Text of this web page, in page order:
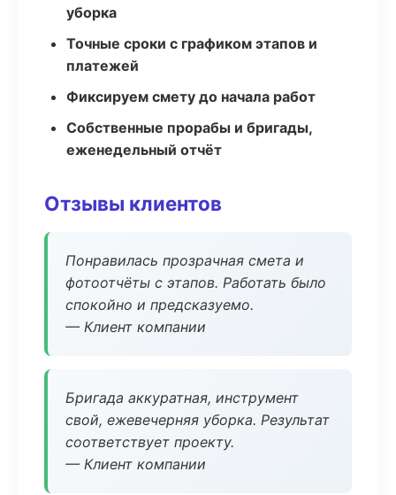
уборка
Точные сроки с графиком этапов и
платежей
Фиксируем смету до начала работ
Собственные прорабы и бригады,
еженедельный отчёт
Отзывы клиентов
Понравилась прозрачная смета и
фотоотчёты с этапов. Работать было
спокойно и предсказуемо.
— Клиент компании
Бригада аккуратная, инструмент
свой, ежевечерняя уборка. Результат
соответствует проекту.
— Клиент компании